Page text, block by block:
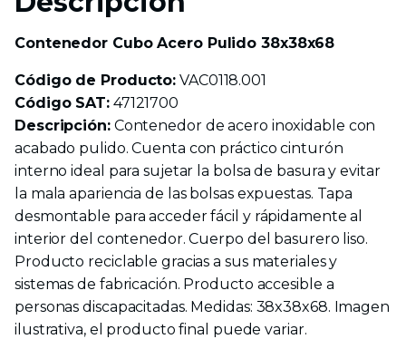
Contenedor Cubo Acero Pulido 38x38x68
Código de Producto: VAC0118.001
Código SAT:47121700
Descripción:Contenedor de acero inoxidable con
acabado pulido. Cuenta con práctico cinturón
interno ideal para sujetar la bolsa de basura y evitar
la mala apariencia de las bolsas expuestas. Tapa
desmontable para acceder fácil y rápidamente al
interior del contenedor. Cuerpo del basurero liso.
Producto reciclable gracias a sus materiales y
sistemas de fabricación. Producto accesible a
personas discapacitadas. Medidas: 38x38x68. Imagen
ilustrativa, el producto final puede variar.